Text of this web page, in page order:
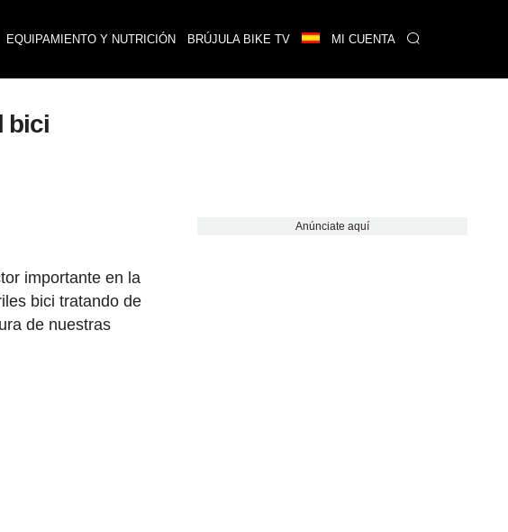
EQUIPAMIENTO Y NUTRICIÓN BRÚJULA BIKE TV MI CUENTA
bici
importante en la
bici tratando de
de nuestras
Anúnciate aquí